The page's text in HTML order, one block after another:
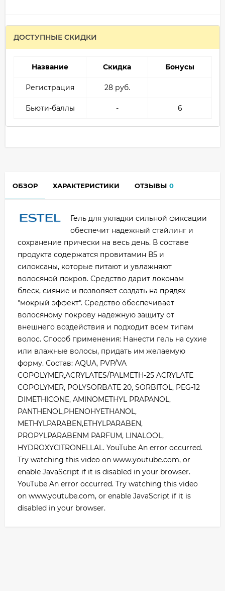
ДОСТУПНЫЕ СКИДКИ
Название Скидка Бонусы
Регистрация 28 руб.
Бьюти-баллы - 6
ОБЗОР ХАРАКТЕРИСТИКИ ОТЗЫВЫ 0
Гель для укладки сильной фиксации
обеспечит надежный стайлинг и
сохранение прически на весь день. В составе
продукта содержатся провитамин В5 и
силоксаны, которые питают и увлажняют
волосяной покров. Средство дарит локонам
блеск, сияние и позволяет создать на прядях
"мокрый эффект". Средство обеспечивает
волосяному покрову надежную защиту от
внешнего воздействия и подходит всем типам
волос. Способ применения: Нанести гель на сухие
или влажные волосы, придать им желаемую
форму. Состав: AQUA, PVP/VA
COPOLYMER,ACRYLATES/PALMETH-25 ACRYLATE
COPOLYMER, POLYSORBATE 20, SORBITOL, PEG-12
DIMETHICONE, AMINOMETHYL PRAPANOL,
PANTHENOL,PHENOHYETHANOL,
METHYLPARABEN,ETHYLPARABEN,
PROPYLPARABENM PARFUM, LINALOOL,
HYDROXYCITRONELLAL. YouTube An error occurred.
Try watching this video on www.youtube.com, or
enable JavaScript if it is disabled in your browser.
YouTube An error occurred. Try watching this video
on www.youtube.com, or enable JavaScript if it is
disabled in your browser.